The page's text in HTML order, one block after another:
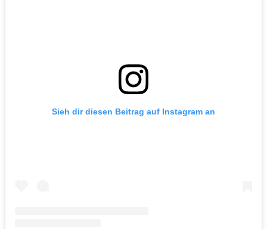
Sieh dir diesen Beitrag auf Instagram an